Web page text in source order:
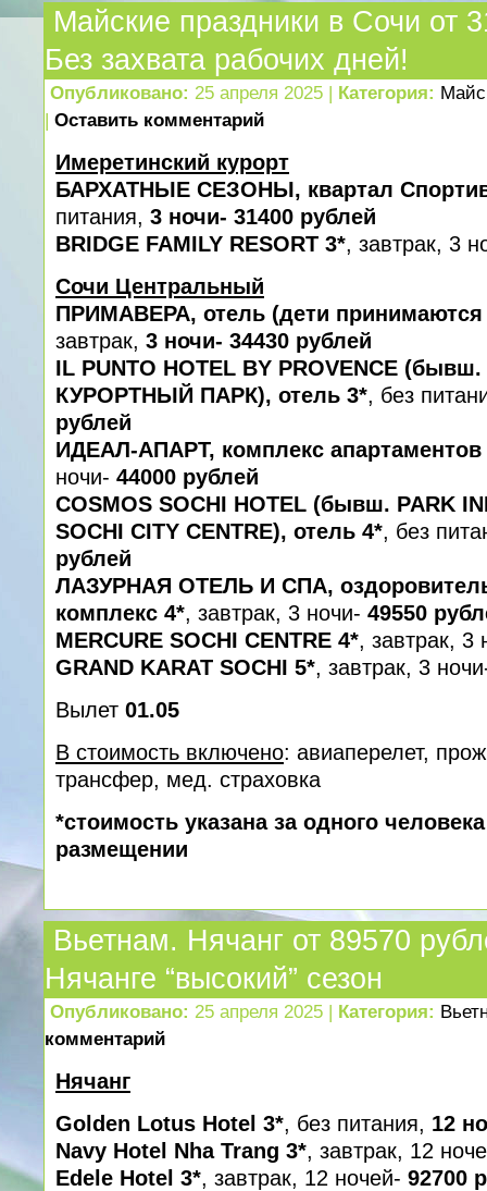
Майские праздники в Сочи от
Без захвата рабочих дней!
Опубликовано: 25 апреля 2025 | Категория:
| Оставить комментарий
Имеретинский курорт
БАРХАТНЫЕ СЕЗОНЫ, квартал
питания, 3 ночи- 31400 рублей
BRIDGE FAMILY RESORT 3*, завтрак, 3
Сочи Центральный
ПРИМАВЕРА, отель (дети принимаются
завтрак, 3 ночи- 34430 рублей
IL PUNTO HOTEL BY PROVENCE (бывш.
КУРОРТНЫЙ ПАРК), отель 3*, без
рублей
ИДЕАЛ-АПАРТ, комплекс апартаментов
ночи- 44000 рублей
COSMOS SOCHI HOTEL (бывш. PARK
SOCHI CITY CENTRE), отель 4*, без
рублей
ЛАЗУРНАЯ ОТЕЛЬ И СПА,
комплекс 4*, завтрак, 3 ночи- 49550
MERCURE SOCHI CENTRE 4*, завтрак, 3
GRAND KARAT SOCHI 5*, завтрак, 3
Вылет 01.05
В стоимость включено: авиаперелет,
трансфер, мед. cтраховка
*стоимость указана за одного
размещении
Вьетнам. Нячанг от 89570
Нячанге “высокий” сезон
Опубликовано: 25 апреля 2025 | Категория:
комментарий
Нячанг
Golden Lotus Hotel 3*, без питания, 12
Navy Hotel Nha Trang 3*, завтрак, 12
Edele Hotel 3*, завтрак, 12 ночей- 92700